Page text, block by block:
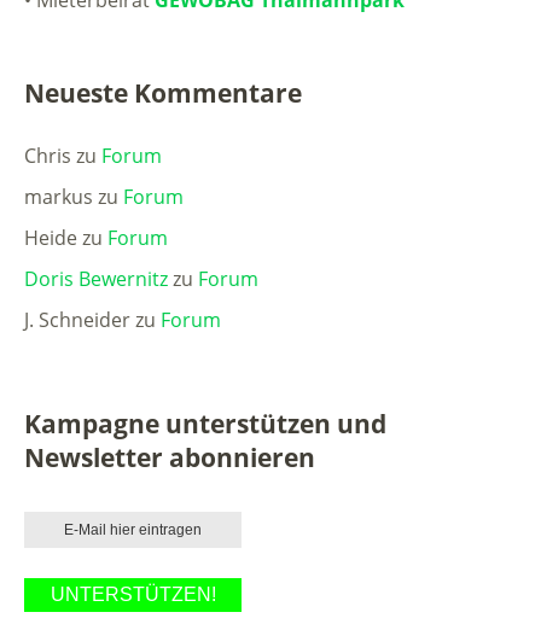
Neueste Kommentare
Chris zu Forum
markus zu Forum
Heidezu Forum
Doris Bewernitzzu Forum
J. Schneiderzu Forum
Kampagne unterstützen und
Newsletter abonnieren